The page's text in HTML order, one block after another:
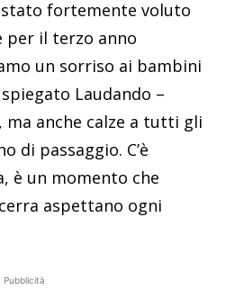
fortemente voluto
per il terzo anno
un sorriso ai bambini
Laudando –
anche calze a tutti gli
di passaggio. C’è
è un momento che
aspettano ogni
Pubblicità